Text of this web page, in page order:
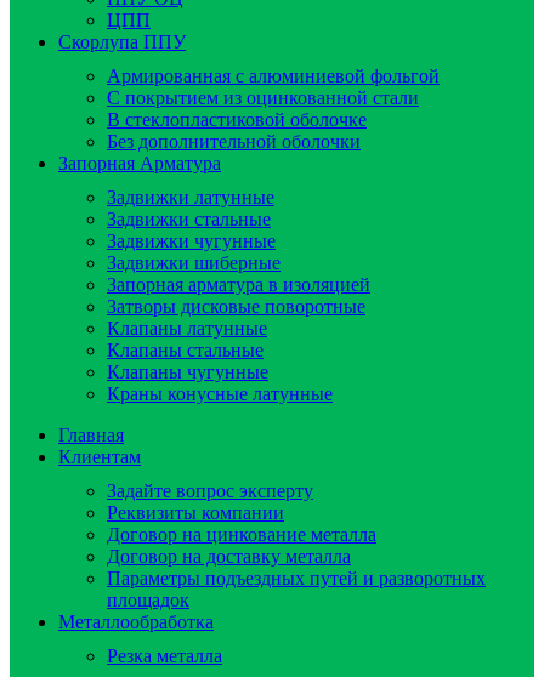
ЦПП
Скорлупа ППУ
Армированная с алюминиевой фольгой
C покрытием из оцинкованной стали
В стеклопластиковой оболочке
Без дополнительной оболочки
Запорная Арматура
Задвижки латунные
Задвижки стальные
Задвижки чугунные
Задвижки шиберные
Запорная арматура в изоляцией
Затворы дисковые поворотные
Клапаны латунные
Клапаны стальные
Клапаны чугунные
Краны конусные латунные
Главная
Клиентам
Задайте вопрос эксперту
Реквизиты компании
Договор на цинкование металла
Договор на доставку металла
Параметры подъездных путей и разворотных
площадок
Металлообработка
Резка металла